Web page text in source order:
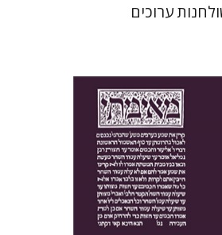
ערוכים
ישי רוזן-צבי